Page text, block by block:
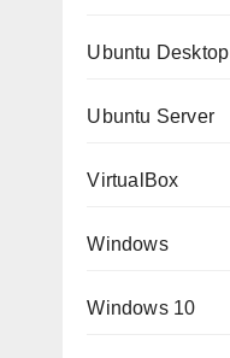
Ubuntu Desktop
Ubuntu Server
VirtualBox
Windows
Windows 10